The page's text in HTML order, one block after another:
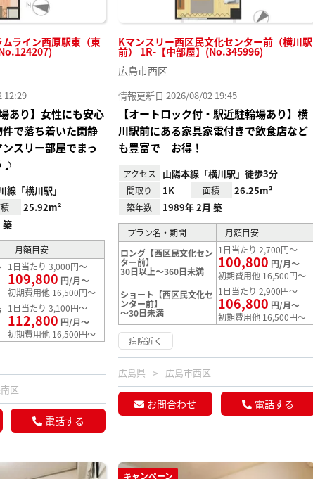
ライン西原駅東（東
12:29
あり】女性にも安心
で落ち着いた閑静
スリー部屋でまっ
♪
線「横川駅」
25.92m²
築
月額目安
1日当たり 3,000円～
109,800 円/月～
初期費用他 16,500円～
1日当たり 3,100円～
112,800 円/月～
初期費用他 16,500円～
区
電話する
Kマンスリー西区民文化センター前（横川駅
前） 1R-【中部屋】(No.345996)
広島市西区
情報更新日 2026/08/02 19:45
【オートロック付・駅近駐輪場あり】横
川駅前にある家具家電付きで飲食店など
も豊富で お得！
アクセス 山陽本線「横川駅」徒歩3分
間取り 1K 面積 26.25m²
築年数 1989年 2月 築
プラン名・期間
月額目安
ロング【西区民文化セン
ター前】
30日以上～360日未満
1日当たり 2,700円～
100,800 円/月～
初期費用他 16,500円～
ショート【西区民文化セ
ンター前】
～30日未満
1日当たり 2,900円～
106,800 円/月～
初期費用他 16,500円～
病院近く
広島県 広島市西区
お問合わせ 電話する
キャンペーン